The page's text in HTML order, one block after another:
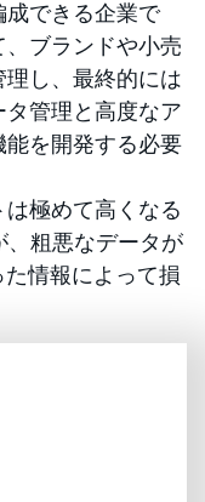
できる企業で
ブランドや小売
し、最終的には
管理と高度なア
を開発する必要
極めて高くなる
、粗悪なデータが
情報によって損